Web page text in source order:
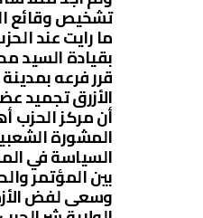
تشخيص وقائع
ما رايت عند
بقيادة السيد
قرر فرعه
الأزرق تجميد
أن مركز الحزب
المشورة
السياسة في
بين المؤتمر
وسعى لفض